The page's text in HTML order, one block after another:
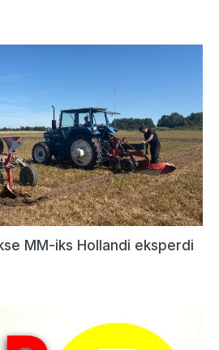
MM-iks Hollandi eksperdi